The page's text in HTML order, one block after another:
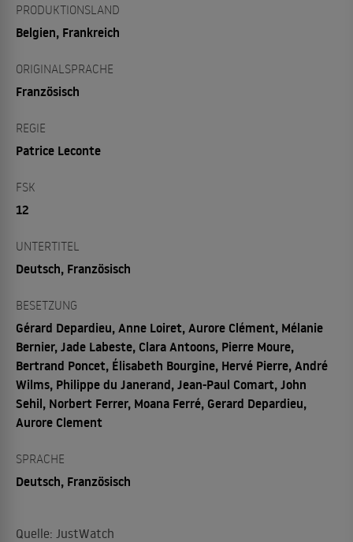
PRODUKTIONSLAND
Belgien, Frankreich
ORIGINALSPRACHE
Französisch
REGIE
Patrice Leconte
FSK
12
UNTERTITEL
Deutsch, Französisch
BESETZUNG
Gérard Depardieu, Anne Loiret, Aurore Clément, Mélanie
Bernier, Jade Labeste, Clara Antoons, Pierre Moure,
Bertrand Poncet, Élisabeth Bourgine, Hervé Pierre, André
Wilms, Philippe du Janerand, Jean-Paul Comart, John
Sehil, Norbert Ferrer, Moana Ferré, Gerard Depardieu,
Aurore Clement
SPRACHE
Deutsch, Französisch
Quelle: JustWatch